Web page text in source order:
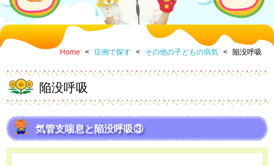
Home < 症例で探す < その他の子どもの病気 < 陥没呼吸
陥没呼吸
気管支喘息と陥没呼吸③